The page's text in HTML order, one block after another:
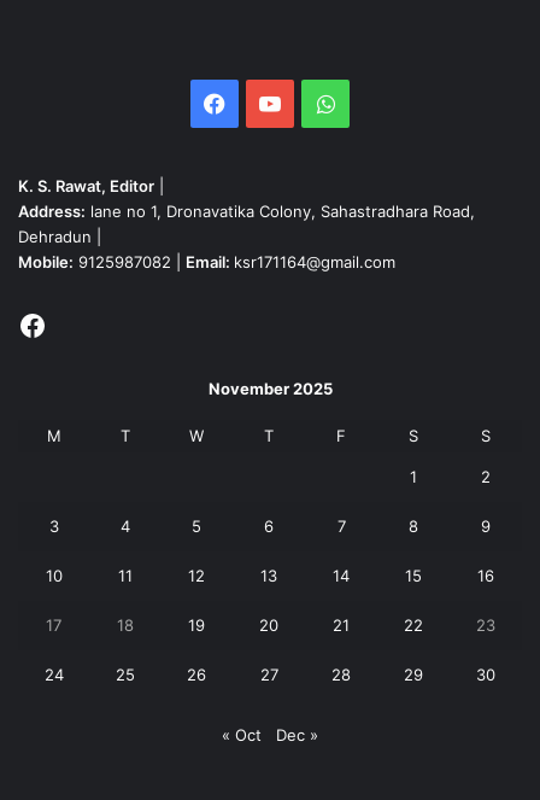
Facebook
YouTubeWhatsApp
K. S. Rawat, Editor
Address: lane no 1, Dronavatika Colony, Sahastradhara Road,
Dehradun |
Mobile: 9125987082 | Email: ksr171164@gmail.com
Facebook
November 2025
M T W T F S S
1 2
3 4 5 6 7 8 9
10 11 12 13 14 15 16
17 18 19 20 21 22 23
24 25 26 27 28 29 30
« Oct Dec »